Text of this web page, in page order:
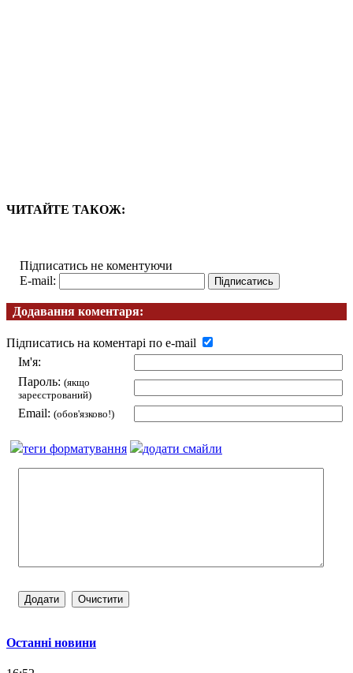
ЧИТАЙТЕ ТАКОЖ:
Підписатись не коментуючи
E-mail:
Додавання коментаря:
Підписатись на коментарі по e-mail
Ім'я:
Пароль: (якщо
зареєстрований)
Email: (обов'язково!)
теги форматування додати смайли
Останні новини